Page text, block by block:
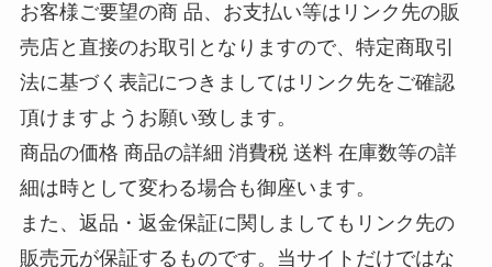
お客様ご要望の商 品、お支払い等はリンク先の販
売店と直接のお取引となりますので、特定商取引
法に基づく表記につきましてはリンク先をご確認
頂けますようお願い致します。
商品の価格 商品の詳細 消費税 送料 在庫数等の詳
細は時として変わる場合も御座います。
また、返品・返金保証に関しましてもリンク先の
販売元が保証するものです。当サイトだけではな